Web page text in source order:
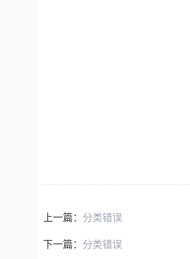
上一篇： 分类错误
下一篇： 分类错误